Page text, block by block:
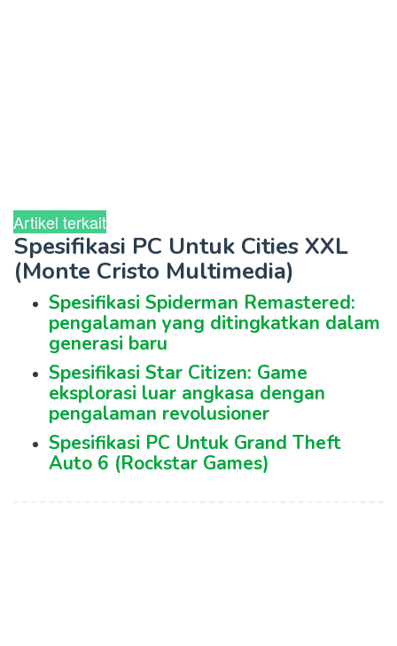
Artikel terkait
Spesifikasi PC Untuk Cities XXL
(Monte Cristo Multimedia)
Spesifikasi Spiderman Remastered:
pengalaman yang ditingkatkan dalam
generasi baru
Spesifikasi Star Citizen: Game
eksplorasi luar angkasa dengan
pengalaman revolusioner
Spesifikasi PC Untuk Grand Theft
Auto 6 (Rockstar Games)